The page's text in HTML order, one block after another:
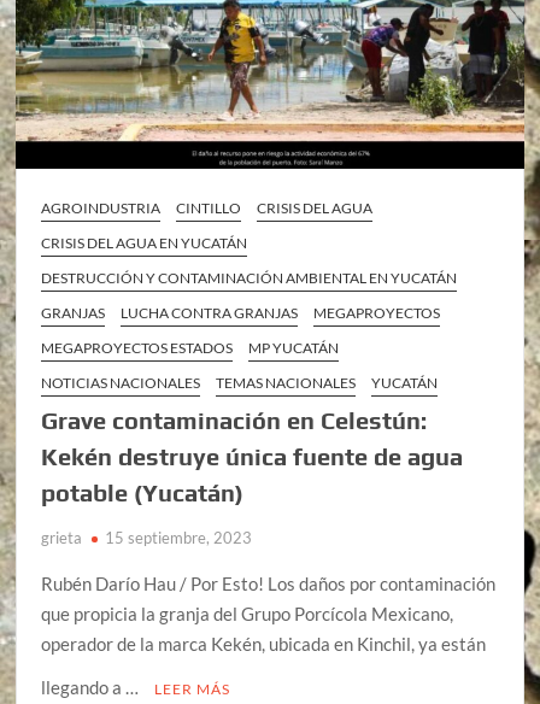
AGROINDUSTRIA CINTILLO
CRISIS DEL AGUA
CRISIS DEL AGUA EN YUCATÁN
DESTRUCCIÓN Y CONTAMINACIÓN AMBIENTAL EN YUCATÁN
GRANJAS
LUCHA CONTRA GRANJAS
MEGAPROYECTOS
MEGAPROYECTOS ESTADOS
MP YUCATÁN
NOTICIAS NACIONALES
TEMAS NACIONALES YUCATÁN
Grave contaminación en Celestún:
Kekén destruye única fuente de agua
potable (Yucatán)
grieta 15 septiembre, 2023
Rubén Darío Hau / Por Esto! Los daños por contaminación
que propicia la granja del Grupo Porcícola Mexicano,
operador de la marca Kekén, ubicada en Kinchil, ya están
llegando a …
LEER MÁS